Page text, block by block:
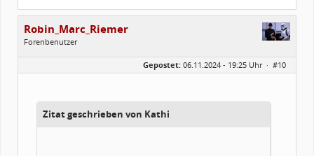
Robin_Marc_Riemer
Forenbenutzer
Düsseldorf/Hannover
Beiträge:
287
Kostüme:
Im Profil...
Gepostet: 06.11.2024 - 19:25 Uhr · #10
Zitat geschrieben von Kathi